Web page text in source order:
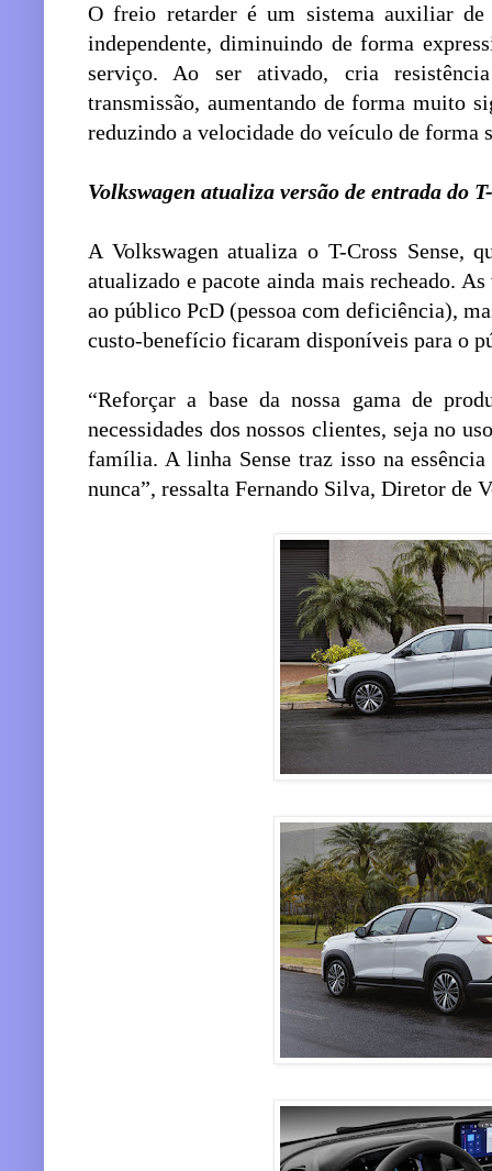
O freio retarder é um sistema auxiliar de
independente, diminuindo de forma
serviço. Ao ser ativado, cria
transmissão, aumentando de forma muito
reduzindo a velocidade do veículo de forma
Volkswagen atualiza versão de entrada do
A Volkswagen atualiza o T-Cross Sense,
atualizado e pacote ainda mais recheado.
ao público PcD (pessoa com deficiência),
custo-benefício ficaram disponíveis para o
“Reforçar a base da nossa gama de
necessidades dos nossos clientes, seja no
família. A linha Sense traz isso na
nunca”, ressalta Fernando Silva, Diretor de